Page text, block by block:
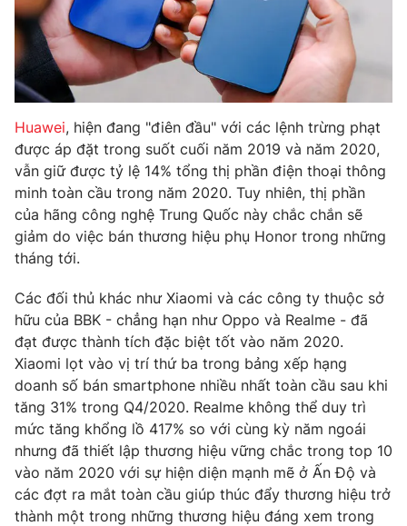
Emagazine Podcast
Photo Infographic
Video Shorts video
VTV Money VTV Thể thao
VTV Sức khoẻ Bất động sản
Thị trường 24h Tấm lòng Việt
VTV4 Vươn mình bằng AI
VTV9 VTV8
Liên hệ tòa soạn English
Huawei, hiện đang "điên đầu" với các lệnh trừng phạt
được áp đặt trong suốt cuối năm 2019 và năm 2020,
vẫn giữ được tỷ lệ 14% tổng thị phần điện thoại thông
minh toàn cầu trong năm 2020. Tuy nhiên, thị phần
của hãng công nghệ Trung Quốc này chắc chắn sẽ
giảm do việc bán thương hiệu phụ Honor trong những
tháng tới.
Các đối thủ khác như Xiaomi và các công ty thuộc sở
hữu của BBK - chẳng hạn như Oppo và Realme - đã
đạt được thành tích đặc biệt tốt vào năm 2020.
Xiaomi lọt vào vị trí thứ ba trong bảng xếp hạng
doanh số bán smartphone nhiều nhất toàn cầu sau khi
tăng 31% trong Q4/2020. Realme không thể duy trì
mức tăng khổng lồ 417% so với cùng kỳ năm ngoái
nhưng đã thiết lập thương hiệu vững chắc trong top 10
vào năm 2020 với sự hiện diện mạnh mẽ ở Ấn Độ và
các đợt ra mắt toàn cầu giúp thúc đẩy thương hiệu trở
thành một trong những thương hiệu đáng xem trong